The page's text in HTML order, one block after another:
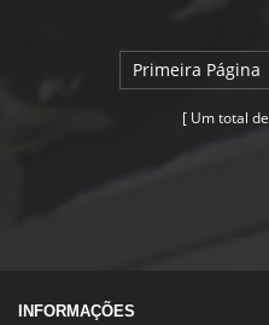
mais de 6 anos de idade.
projetadoBuggy para crianças
163ccEm nossa mente, pode
limitador de aceleração.
Primeira Página
Um total de
INFORMAÇÕES